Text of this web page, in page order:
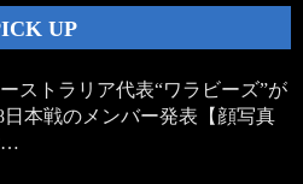
UP
ストラリア代表“ワラビーズ”が
日本戦のメンバー発表【顔写真
…